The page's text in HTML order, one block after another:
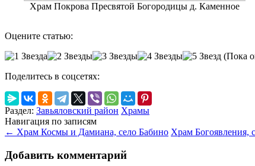
Храм Покрова Пресвятой Богородицы д. Каменное
Оцените статью:
(Пока
Поделитесь в соцсетях:
Раздел: Завьяловский район Храмы
Навигация по записям
← Храм Космы и Дамиана, село Бабино Храм Богоявления,
Добавить комментарий